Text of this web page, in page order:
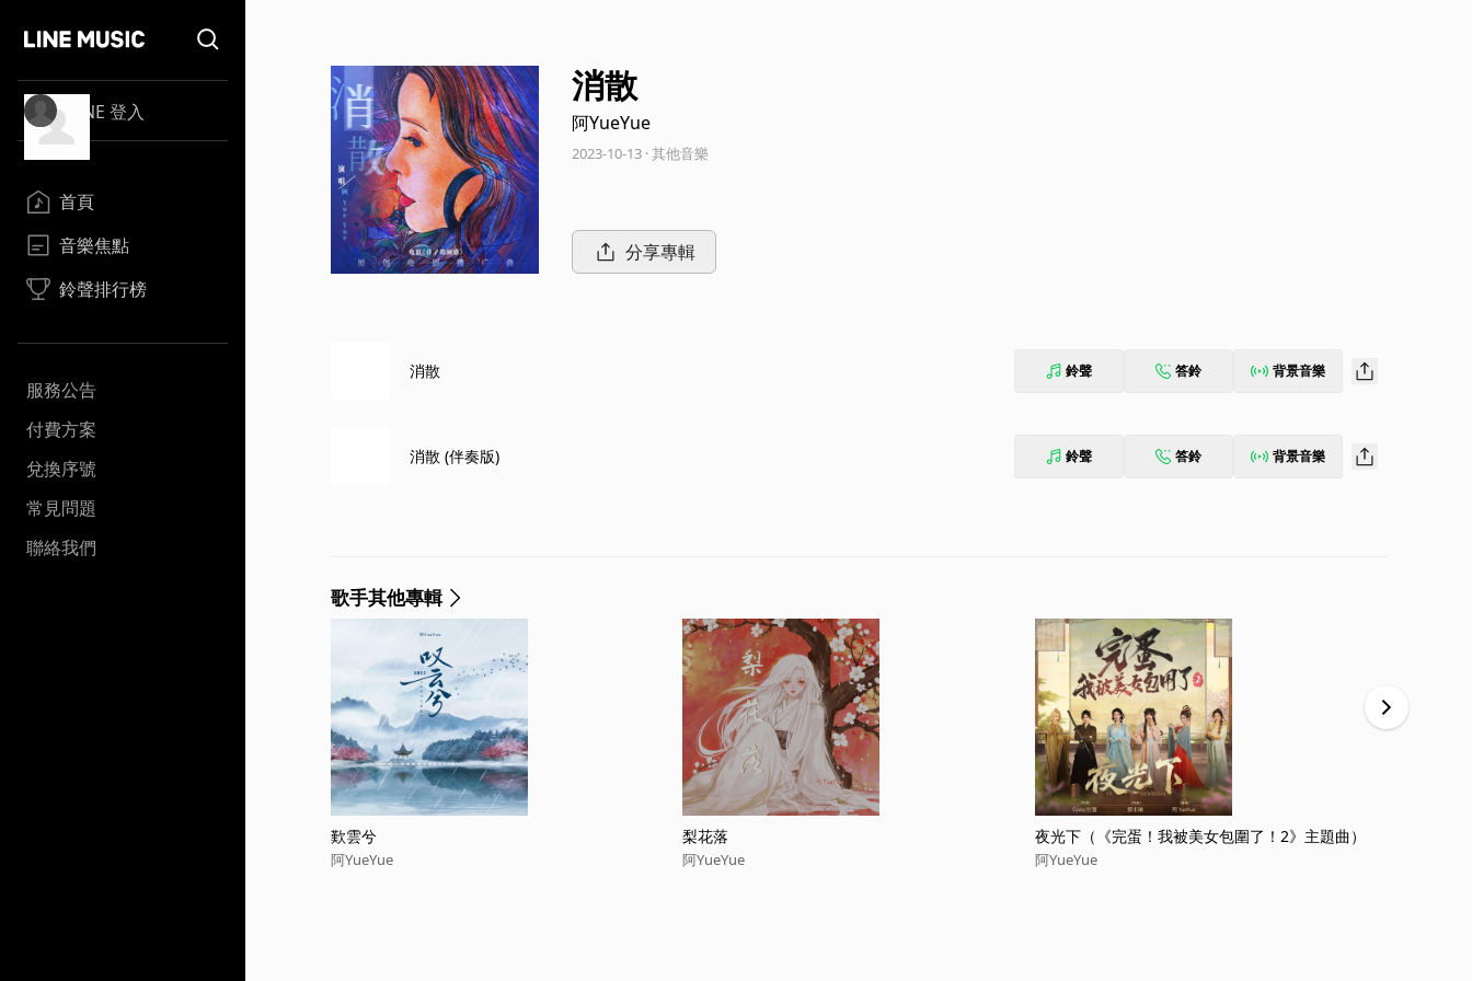
LINE 登入
首頁
音樂焦點
鈴聲排行榜
服務公告
付費方案
兌換序號
常見問題
聯絡我們
消散
阿YueYue
2023-10-13 · 其他音樂
分享專輯
消散 鈴聲 答鈴 背景音樂
消散 (伴奏版) 鈴聲 答鈴 背景音樂
歌手其他專輯
歎雲兮
阿YueYue
梨花落
阿YueYue
夜光下（《完蛋！我被美女包圍了！2》主題曲）
阿YueYue